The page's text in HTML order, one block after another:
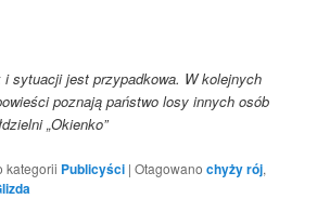
sytuacji jest przypadkowa. W kolejnych
poznają państwo losy innych osób
„Okienko”
kategorii Publicyści |Otagowano chyży rój,